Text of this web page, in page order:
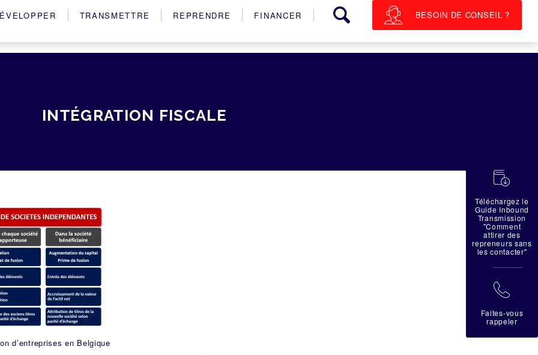
TRANSMETTRE REPRENDRE FINANCER BESOIN DE CONSEIL ?
INTÉGRATION FISCALE
d’entreprises en Belgique
蠟
Téléchargez le
Guide Inbound
Transmission
"Comment
attirer des
repreneurs sans
les contacter"
拉
Faites-vous
rappeler